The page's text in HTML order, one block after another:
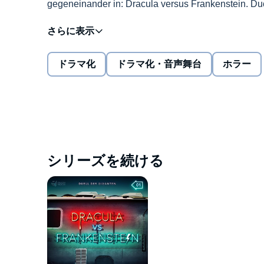
gegeneinander in: Dracula versus Frankenstein.
Folge für Folge löst die mutige und übermotivierte
modrigen Erde vor sich hingammelte. Und nun zu
Enthaltene Folgen:
01: Das Grauen beginnt
02: Die Bestie von London
03: Burg des Schreckens
ドラマ化 ドラマ化・音声舞台 ホラー
シリーズを続ける